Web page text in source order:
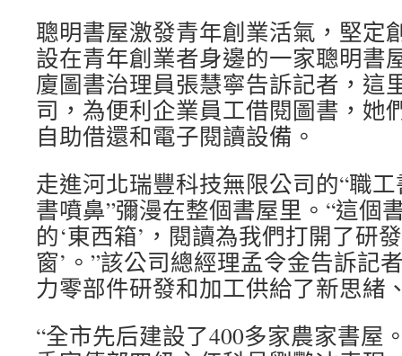
聰明書屋激發青年創業活氣，堅定
設在青年創業者身邊的一家聰明書
廈圖書治理員張慧寧告訴記者，這
司，為便利企業員工借閱圖書，她
自助借還和電子閱讀設備。
走進河北瑞豐科技無限公司的“職
書噴鼻”彌漫在整個書屋里。“這個
的‘東西箱’，閱讀為我們打開了研
窗’。”該公司總經理孟令金告訴記
力零部件研發和加工供給了新思緒
“全市先后建設了400多家農家書屋